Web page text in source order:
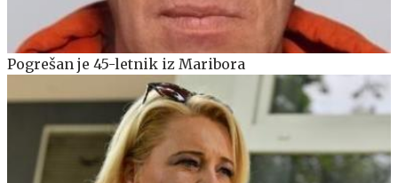
Pogrešan je 45-letnik iz Maribora